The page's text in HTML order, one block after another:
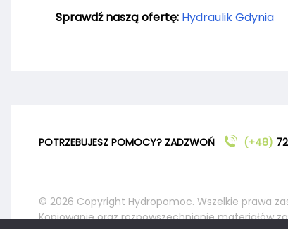
Sprawdź naszą ofertę: Hydraulik Gdynia
POTRZEBUJESZ POMOCY? ZADZWOŃ (+48)
© 2026 Copyright Hydropomoc. Wszelkie prawa
Kopiowanie oraz rozpowszechnianie materiałów